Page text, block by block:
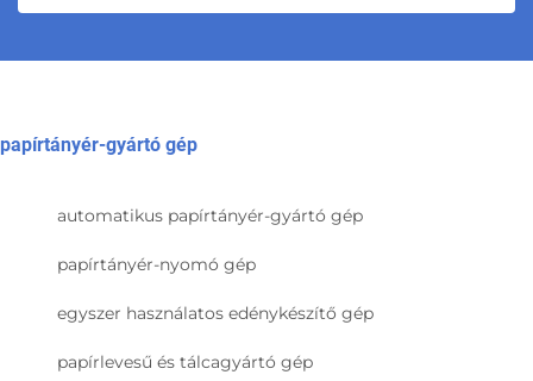
papírtányér-gyártó gép
automatikus papírtányér-gyártó gép
papírtányér-nyomó gép
egyszer használatos edénykészítő gép
papírlevesű és tálcagyártó gép